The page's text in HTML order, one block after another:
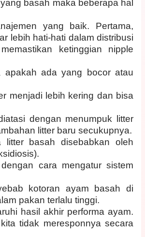
basah maka beberapa hal
yang baik. Pertama,
lebih hati-hati dalam distribusi
ketinggian nipple
apakah ada yang bocor atau
menjadi lebih kering dan bisa
dengan menumpuk litter
litter baru secukupnya.
litter basah disebabkan oleh
cara mengatur sistem
kotoran ayam basah di
pakan terlalu tinggi.
hasil akhir performa ayam.
tidak meresponnya secara